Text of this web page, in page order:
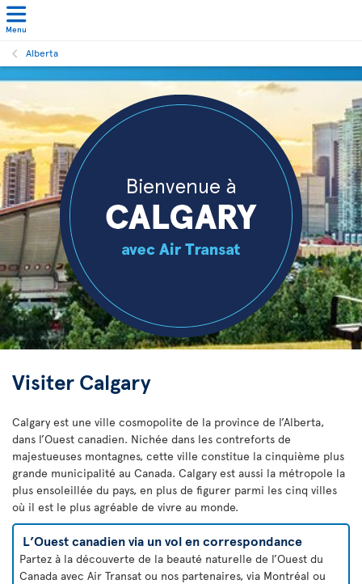
Menu
Alberta
Visiter Calgary
Calgary est une ville cosmopolite de la province de l’Alberta,
dans l’Ouest canadien. Nichée dans les contreforts de
majestueuses montagnes, cette ville constitue la cinquième plus
grande municipalité au Canada. Calgary est aussi la métropole la
plus ensoleillée du pays, en plus de figurer parmi les cinq villes
où il est le plus agréable de vivre au monde.
L’Ouest canadien via un vol en correspondance
Partez à la découverte de la beauté naturelle de l’Ouest du
Canada avec Air Transat ou nos partenaires, via Montréal ou